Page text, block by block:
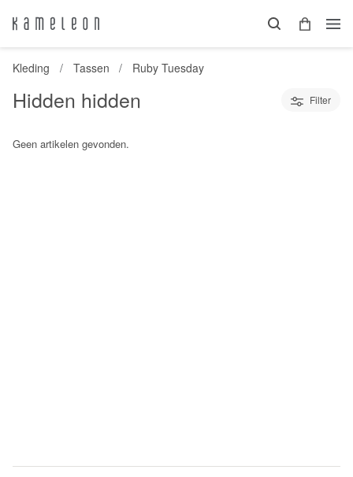
Kleding Tassen Ruby Tuesday
Hidden hidden Filter
Geen artikelen gevonden.